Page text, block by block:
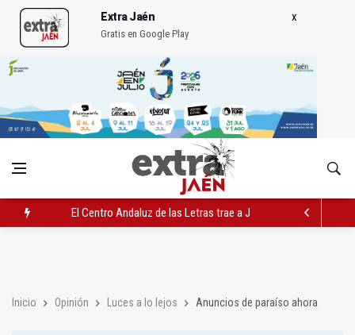
Extra Jaén
Gratis en Google Play
El Centro Andaluz de las Letras trae a Jaén al filósofo Omar
Inicio Opinión Luces a lo lejos Anuncios de paraíso ahora